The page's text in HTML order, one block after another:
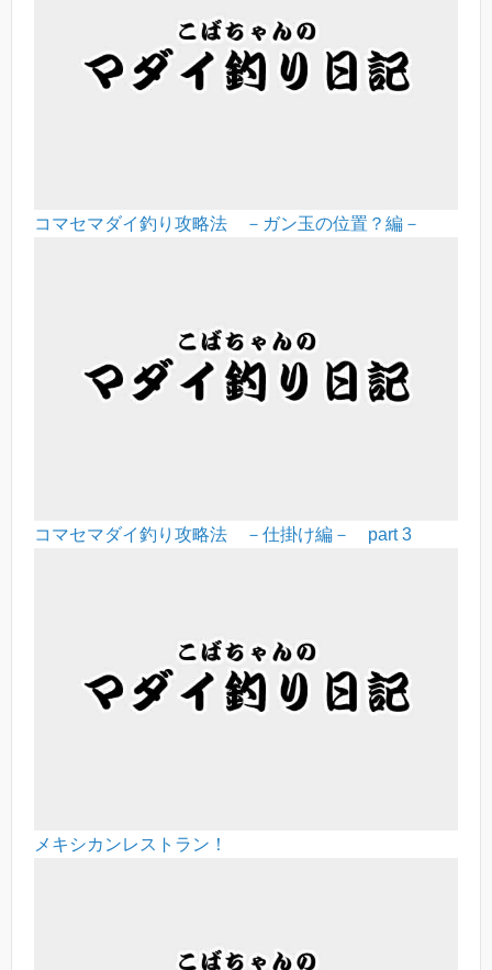
コマセマダイ釣り攻略法 －ガン玉の位置？編－
コマセマダイ釣り攻略法 －仕掛け編－ part 3
メキシカンレストラン！